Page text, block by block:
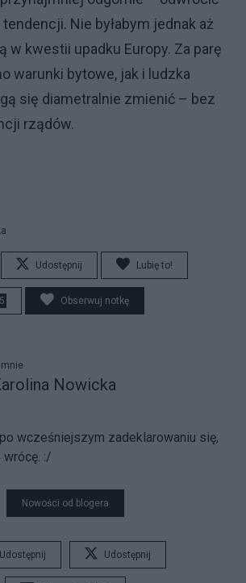
Nie byłabym jednak aż
w kwestii upadku Europy. Za parę
warunki bytowe, jak i ludzka
się diametralnie zmienić – bez
rządów.
Udostępnij Lubię to!
Obserwuj notkę
mnie
Nowicka
wcześniejszym zadeklarowaniu się,
wrócę. :/
Nowości od blogera
Udostępnij Udostępnij